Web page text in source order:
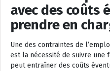
avec des coûts
prendre en
Une des contraintes de
est la nécessité de suivre une
peut entraîner des coûts